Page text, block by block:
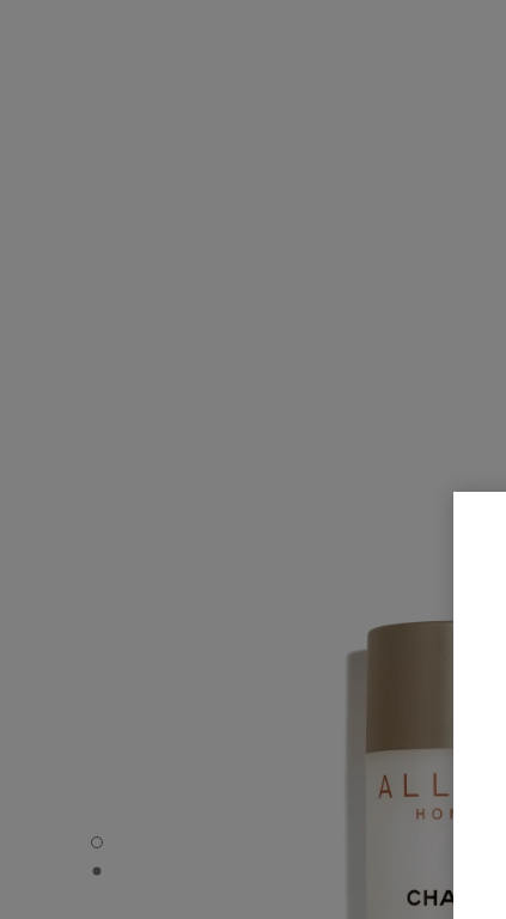
ALLURE HOMME - Standardvisning
ALLURE HOMME - Alternativ visning 1